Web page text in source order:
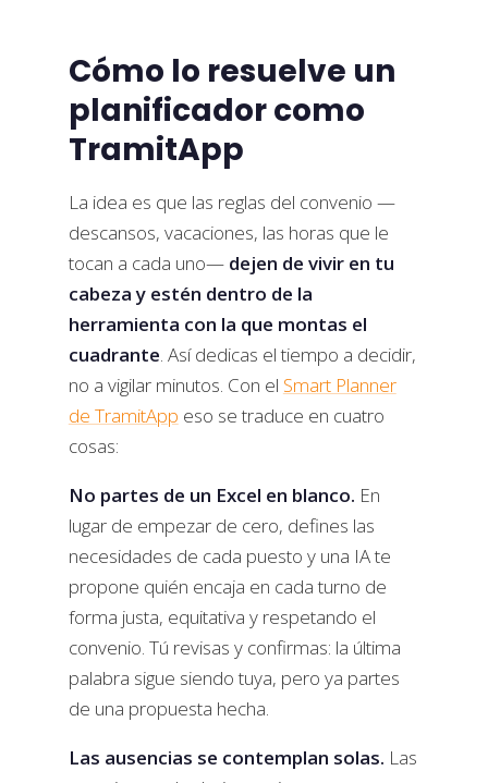
Cómo lo resuelve un
planificador como
TramitApp
La idea es que las reglas del convenio —
descansos, vacaciones, las horas que le
tocan a cada uno— dejen de vivir en tu
cabeza y estén dentro de la
herramienta con la que montas el
cuadrante. Así dedicas el tiempo a decidir,
no a vigilar minutos. Con el Smart Planner
de TramitApp eso se traduce en cuatro
cosas:
No partes de un Excel en blanco. En
lugar de empezar de cero, defines las
necesidades de cada puesto y una IA te
propone quién encaja en cada turno de
forma justa, equitativa y respetando el
convenio. Tú revisas y confirmas: la última
palabra sigue siendo tuya, pero ya partes
de una propuesta hecha.
Las ausencias se contemplan solas. Las